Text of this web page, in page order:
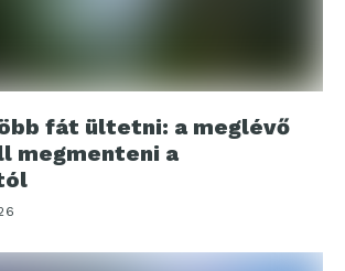
fát ültetni: a meglévő
megmenteni a